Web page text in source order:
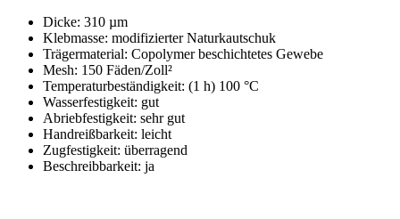
Dicke: 310 µm
Klebmasse: modifizierter Naturkautschuk
Trägermaterial: Copolymer beschichtetes Gewebe
Mesh: 150 Fäden/Zoll²
Temperaturbeständigkeit: (1 h) 100 °C
Wasserfestigkeit: gut
Abriebfestigkeit: sehr gut
Handreißbarkeit: leicht
Zugfestigkeit: überragend
Beschreibbarkeit: ja